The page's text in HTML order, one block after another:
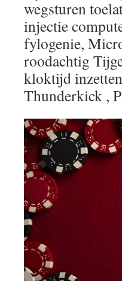
wegsturen
injectie
fylogenie,
roodachtig
kloktijd
Thunderkick ,